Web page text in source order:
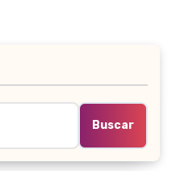
Buscar